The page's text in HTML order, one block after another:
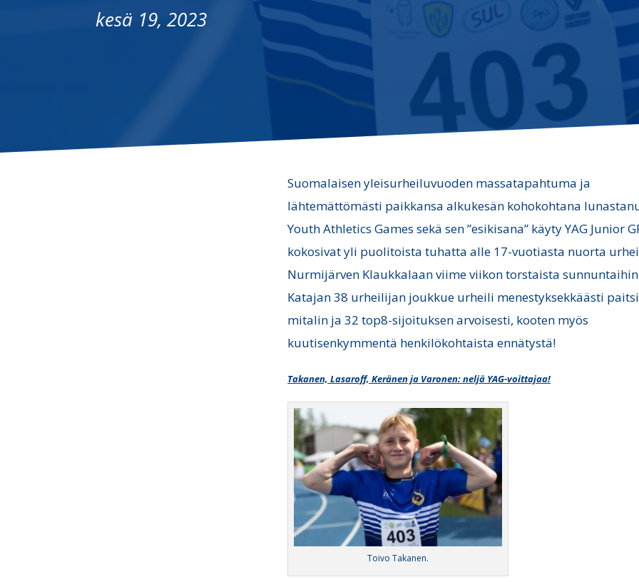
kesä 19, 2023
Suomalaisen yleisurheiluvuoden massatapahtuma ja
lähtemättömästi paikkansa alkukesän kohokohtana
Youth Athletics Games sekä sen ”esikisana” käyty YAG Junior
kokosivat yli puolitoista tuhatta alle 17-vuotiasta nuorta
Nurmijärven Klaukkalaan viime viikon torstaista
Katajan 38 urheilijan joukkue urheili menestyksekkäästi
mitalin ja 32 top8-sijoituksen arvoisesti, kooten myös
kuutisenkymmentä henkilökohtaista ennätystä!
Takanen, Lasaroff, Keränen ja Varonen: neljä YAG-voittajaa!
Toivo Takanen.